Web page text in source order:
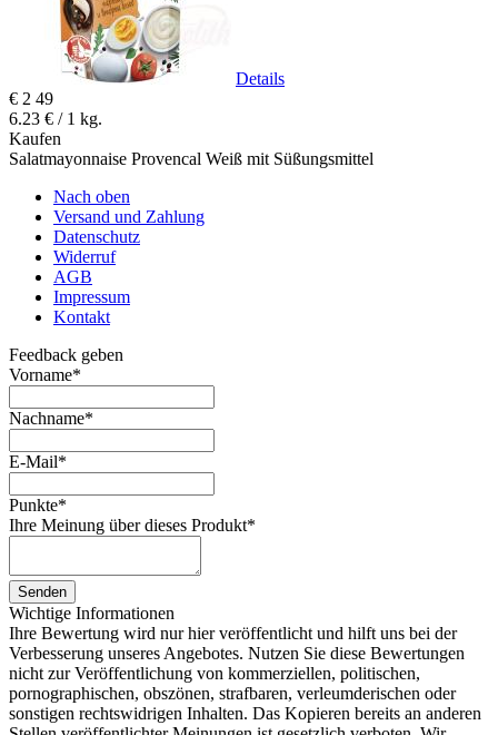
Details
€ 2 49
6.23 € / 1 kg.
Kaufen
Salatmayonnaise Provencal Weiß mit Süßungsmittel
Nach oben
Versand und Zahlung
Datenschutz
Widerruf
AGB
Impressum
Kontakt
Feedback geben
Vorname*
Nachname*
E-Mail*
Punkte*
Ihre Meinung über dieses Produkt*
Senden
Wichtige Informationen
Ihre Bewertung wird nur hier veröffentlicht und hilft uns bei der
Verbesserung unseres Angebotes. Nutzen Sie diese Bewertungen
nicht zur Veröffentlichung von kommerziellen, politischen,
pornographischen, obszönen, strafbaren, verleumderischen oder
sonstigen rechtswidrigen Inhalten. Das Kopieren bereits an anderen